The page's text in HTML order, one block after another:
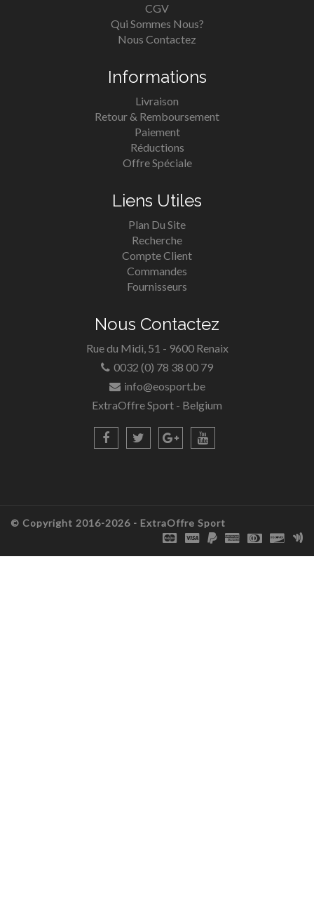
CGV
Qui Sommes Nous?
Nous Contactez
Informations
Livraison
Retour & Remboursement
Paiement
Réductions
Offre Spéciale
Liens Utiles
Plan Du Site
Recherche
Compte Client
Commandes
Fournisseurs
Nous Contactez
Rue du Midi, 51 - 9600 Renaix
0032 (0) 78 38 00 79
info@eosport.be
ExtraOffre Sport - Belgium
© Copyright 2016-2026 - ExtraOffre Sport